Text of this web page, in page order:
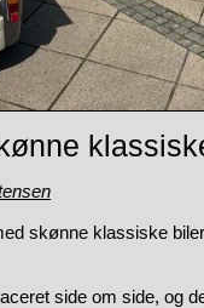
skønne klassiske
side om side, og